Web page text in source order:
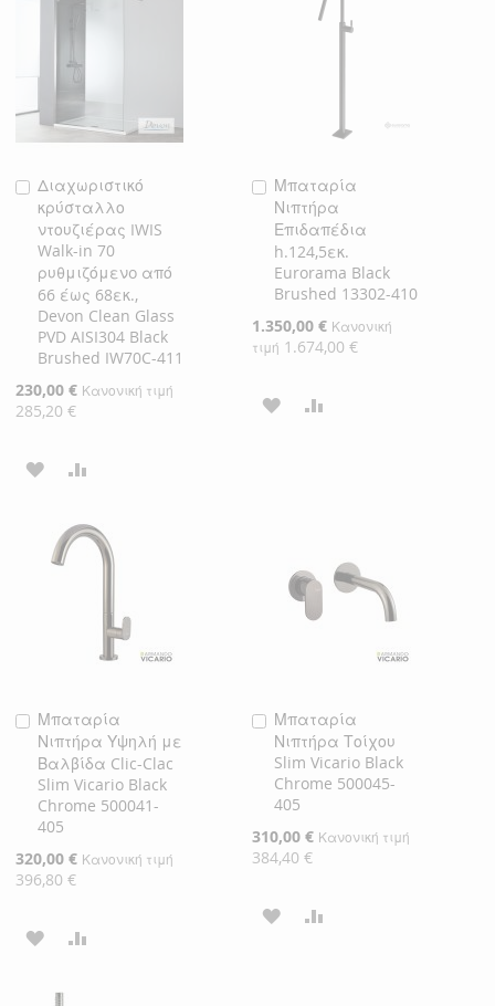
ΕΠΙΘΥΜΙΏΝ
ΕΠΙΘΥΜΙΏΝ
Διαχωριστικό
κρύσταλλο
ντουζιέρας IWIS
Walk-in 70
ρυθμιζόμενo από
66 έως 68εκ.,
Devon Clean Glass
PVD AISI304 Black
Brushed IW70C-411
Ειδική
Τιμή
230,00 € Κανονική τιμή
285,20 €
Προσθήκη
στο
Καλάθι
ΠΡΟΣΘΉΚΗ
ΛΊΣΤΑΣΎΓΚΡΙΣΗ
Μπαταρία
Νιπτήρα
Επιδαπέδια
h.124,5εκ.
Eurorama Black
Brushed 13302-410
Ειδική
Τιμή
1.350,00 € Κανονική
τιμή 1.674,00 €
Προσθήκη
στο
Καλάθι
ΠΡΟΣΘΉΚΗ
Μπαταρία
Νιπτήρα Υψηλή με
Βαλβίδα Clic-Clac
Slim Vicario Black
Chrome 500041-
405
Ειδική
Τιμή
320,00 € Κανονική τιμή
396,80 €
Προσθήκη
στο
Καλάθι
ΠΡΟΣΘΉΚΗ
Μπαταρία
Νιπτήρα Τοίχου
Slim Vicario Black
Chrome 500045-
405
Ειδική
Τιμή
310,00 € Κανονική τιμή
384,40 €
Προσθήκη
στο
Καλάθι
ΠΡΟΣΘΉΚΗ